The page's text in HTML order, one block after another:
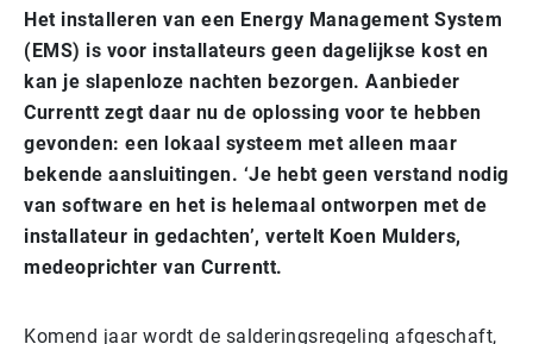
Het installeren van een Energy Management System
(EMS) is voor installateurs geen dagelijkse kost en
kan je slapenloze nachten bezorgen. Aanbieder
Currentt zegt daar nu de oplossing voor te hebben
gevonden: een lokaal systeem met alleen maar
bekende aansluitingen. ‘Je hebt geen verstand nodig
van software en het is helemaal ontworpen met de
installateur in gedachten’, vertelt Koen Mulders,
medeoprichter van Currentt.
Komend jaar wordt de salderingsregeling afgeschaft,